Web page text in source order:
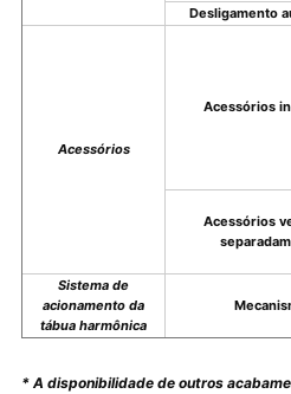
Desligamento
Acessórios
Acessórios
Acessórios
Sistema de
acionamento da
tábua harmônica
* A disponibilidade de outros